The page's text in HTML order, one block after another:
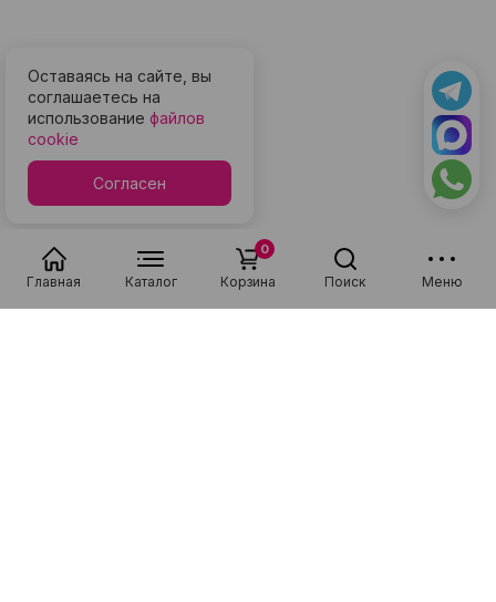
Главная Каталог Корзина
0
Поиск Меню
Оставаясь на сайте, вы
соглашаетесь на
использование файлов
cookie
Согласен